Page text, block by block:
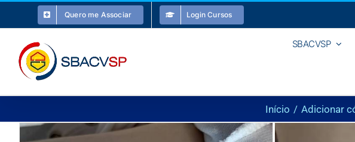
o
conteúdo
Quero me Associar Login Cursos
SBACVSP
Início Adicionar